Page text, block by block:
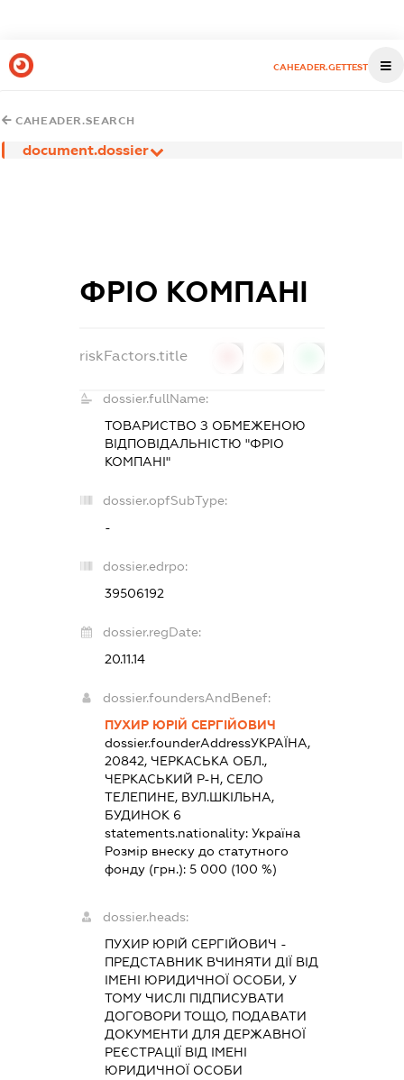
CAHEADER.GETTEST
CAHEADER.SEARCH
document.dossier
ФРІО КОМПАНІ
riskFactors.title
dossier.fullName:
ТОВАРИСТВО З ОБМЕЖЕНОЮ
ВІДПОВІДАЛЬНІСТЮ "ФРІО
КОМПАНІ"
dossier.opfSubType:
-
dossier.edrpo:
39506192
dossier.regDate:
20.11.14
dossier.foundersAndBenef:
ПУХИР ЮРІЙ СЕРГІЙОВИЧ
dossier.founderAddressУКРАЇНА,
20842, ЧЕРКАСЬКА ОБЛ.,
ЧЕРКАСЬКИЙ Р-Н, СЕЛО
ТЕЛЕПИНЕ, ВУЛ.ШКІЛЬНА,
БУДИНОК 6
statements.nationality:Україна
Розмір внеску до статутного
фонду (грн.):5 000 (100 %)
dossier.heads:
ПУХИР ЮРІЙ СЕРГІЙОВИЧ -
ПРЕДСТАВНИК ВЧИНЯТИ ДІЇ ВІД
ІМЕНІ ЮРИДИЧНОЇ ОСОБИ, У
ТОМУ ЧИСЛІ ПІДПИСУВАТИ
ДОГОВОРИ ТОЩО, ПОДАВАТИ
ДОКУМЕНТИ ДЛЯ ДЕРЖАВНОЇ
РЕЄСТРАЦІЇ ВІД ІМЕНІ
ЮРИДИЧНОЇ ОСОБИ